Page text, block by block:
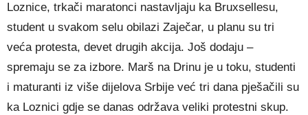
Loznice, trkači maratonci nastavljaju ka Bruxsellesu,
student u svakom selu obilazi Zaječar, u planu su tri
veća protesta, devet drugih akcija. Još dodaju –
spremaju se za izbore. Marš na Drinu je u toku, studenti
i maturanti iz više dijelova Srbije već tri dana pješačili su
ka Loznici gdje se danas održava veliki protestni skup.